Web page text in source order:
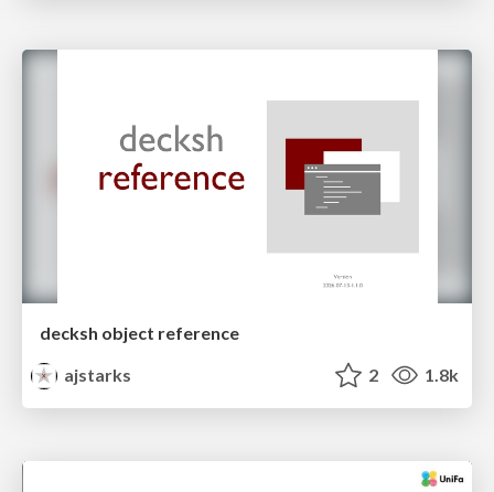
decksh object reference
ajstarks
2 1.8k